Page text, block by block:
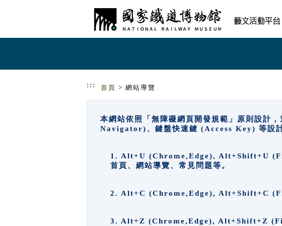
::: 首頁 > 網站導覽
本網站依照「無障礙網頁開發規範」原則設計
Navigator)、鍵盤快速鍵 (Access Key) 等設計
1. Alt+U (Chrome,Edge), Alt+Shift+U
首頁、網站導覽、常見問題等。
2. Alt+C (Chrome,Edge), Alt+Shift+C
3. Alt+Z (Chrome,Edge), Alt+Shift+Z